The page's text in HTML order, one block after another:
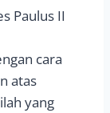
Paulus II
cara
atas
yang